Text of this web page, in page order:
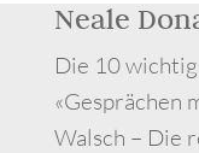
Neale
Die 10
«Gesprächen
Walsch – Die